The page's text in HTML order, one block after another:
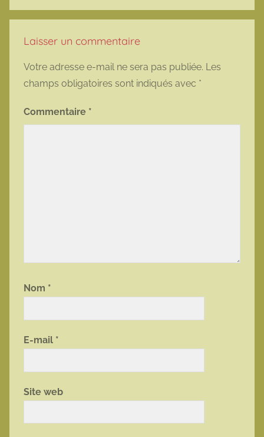
Laisser un commentaire
Votre adresse e-mail ne sera pas publiée. Les
champs obligatoires sont indiqués avec *
Commentaire *
Nom *
E-mail *
Site web